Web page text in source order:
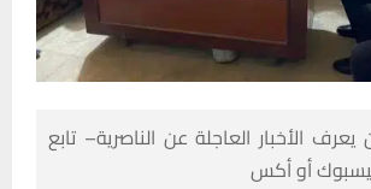
الأخبار العاجلة عن الناصرية– تابع
أو أكس